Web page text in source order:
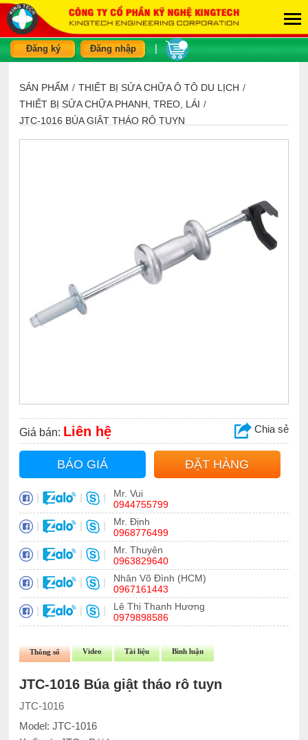
Đăng ký Đăng nhập
SẢN PHẨM / THIẾT BỊ SỬA CHỮA Ô TÔ DU LỊCH /
THIẾT BỊ SỬA CHỮA PHANH, TREO, LÁI /
JTC-1016 BÚA GIẬT THÁO RÔ TUYN
Giá bán: Liên hệ Chia sẻ
BÁO GIÁ ĐẶT HÀNG
| | |
Mr. Vui
0944755799
| | |
Mr. Định
0968776499
| | |
Mr. Thuyên
0963829640
| | |
Nhân Võ Đình (HCM)
0967161443
| | |
Lê Thị Thanh Hương
0979898586
Thông số Video Tài liệu Bình luận
JTC-1016 Búa giật tháo rô tuyn
JTC-1016
Model: JTC-1016